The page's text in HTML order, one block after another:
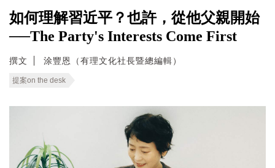
如何理解習近平？也許，從他父親開始
──The Party's Interests Come First
撰文 涂豐恩（有理文化社長暨總編輯）
提案on the desk